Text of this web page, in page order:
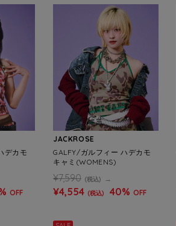
デカモ
OFF
JACKROSE
GALFY/ガルフィー ハデカモ
キャミ(WOMENS)
¥7,590 (税込)
¥4,554 (税込) 40% OFF